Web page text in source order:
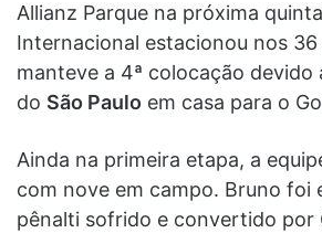
Allianz Parque na próxima
Internacional estacionou nos
manteve a 4ª colocação devido
do São Paulo em casa para o
Ainda na primeira etapa, a
com nove em campo. Bruno foi
pênalti sofrido e convertido por